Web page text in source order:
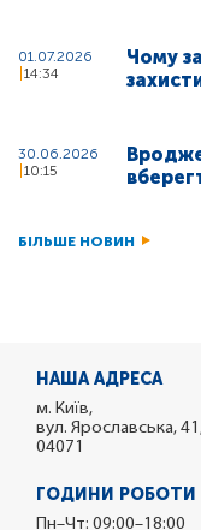
01.07.2026
14:34
Чому
30.06.2026
10:15
БІЛЬШЕ НОВИН
НАША АДРЕСА
м. Київ,
вул. Ярославська,
04071
ГОДИНИ РОБОТИ
Пн–Чт: 09:00–18:00